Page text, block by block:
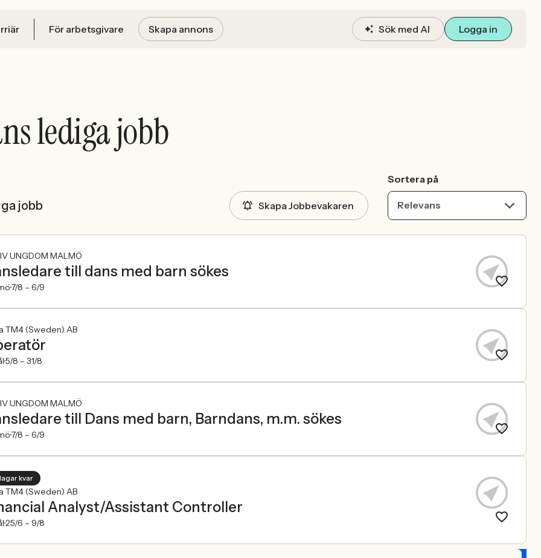
För arbetsgivare Skapa annons Sök med AI Logga in
lediga jobb
jobb Skapa Jobbevakaren
Sortera på
Relevans
UNGDOM MALMÖ
till dans med barn sökes
7/8 – 6/9
TM4 (Sweden) AB
5/8 – 31/8
UNGDOM MALMÖ
till Dans med barn, Barndans, m.m. sökes
7/8 – 6/9
kvar
TM4 (Sweden) AB
Analyst/Assistant Controller
25/6 – 9/8